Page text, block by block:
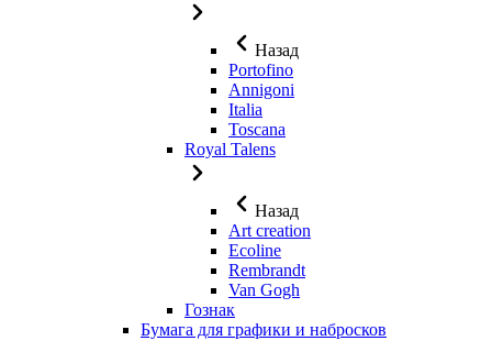
Назад
Portofino
Annigoni
Italia
Toscana
Royal Talens
Назад
Art creation
Ecoline
Rembrandt
Van Gogh
Гознак
Бумага для графики и набросков